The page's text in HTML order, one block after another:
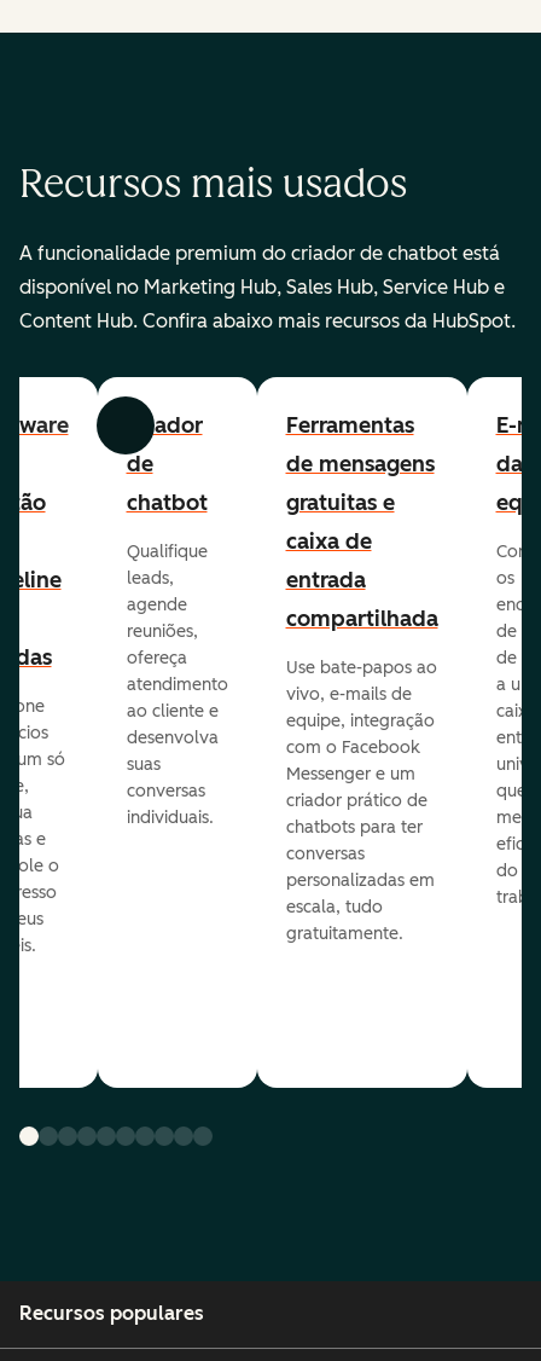
Recursos mais usados
A funcionalidade premium do criador de chatbot está
disponível no Marketing Hub, Sales Hub, Service Hub e
Content Hub. Confira abaixo mais recursos da HubSpot.
Anterior Avançar
um só
e
o
seus
Criador
de
chatbot
Qualifique
leads,
agende
reuniões,
ofereça
atendimento
ao cliente e
desenvolva
suas
conversas
individuais.
Ferramentas
de mensagens
gratuitas e
caixa de
entrada
compartilhada
Use bate-papos ao
vivo, e-mails de
equipe, integração
com o Facebook
Messenger e um
criador prático de
chatbots para ter
conversas
personalizadas em
escala, tudo
gratuitamente.
E-
da
os
de
de
a
caixa
que
do
Recursos populares